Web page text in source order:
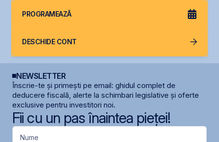
PROGRAMEAZĂ
DESCHIDE CONT
NEWSLETTER
Înscrie-te și primești pe email: ghidul complet de
deducere fiscală, alerte la schimbari legislative și oferte
exclusive pentru investitori noi.
Fii cu un pas înaintea pieței!
Nume